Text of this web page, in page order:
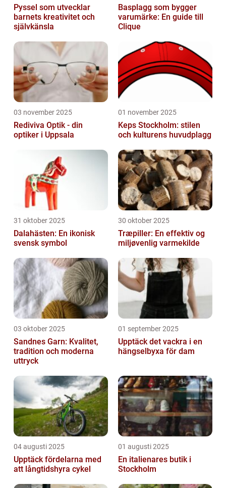
Pyssel som utvecklar
barnets kreativitet och
självkänsla
Basplagg som bygger
varumärke: En guide till
Clique
03 november 2025
Rediviva Optik - din
optiker i Uppsala
01 november 2025
Keps Stockholm: stilen
och kulturens huvudplagg
31 oktober 2025
Dalahästen: En ikonisk
svensk symbol
30 oktober 2025
Træpiller: En effektiv og
miljøvenlig varmekilde
03 oktober 2025
Sandnes Garn: Kvalitet,
tradition och moderna
uttryck
01 september 2025
Upptäck det vackra i en
hängselbyxa för dam
04 augusti 2025
Upptäck fördelarna med
att långtidshyra cykel
01 augusti 2025
En italienares butik i
Stockholm